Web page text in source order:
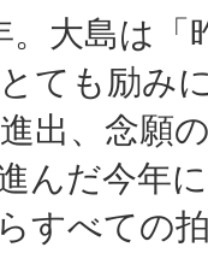
大島は「
ても励み
出、念願
んだ今年
すべての